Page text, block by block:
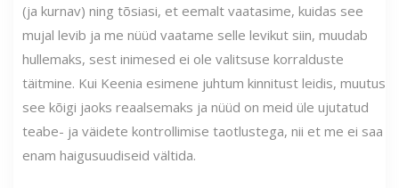
(ja kurnav) ning tõsiasi, et eemalt vaatasime, kuidas see
mujal levib ja me nüüd vaatame selle levikut siin, muudab
hullemaks, sest inimesed ei ole valitsuse korralduste
täitmine. Kui Keenia esimene juhtum kinnitust leidis, muutus
see kõigi jaoks reaalsemaks ja nüüd on meid üle ujutatud
teabe- ja väidete kontrollimise taotlustega, nii et me ei saa
enam haigusuudiseid vältida.